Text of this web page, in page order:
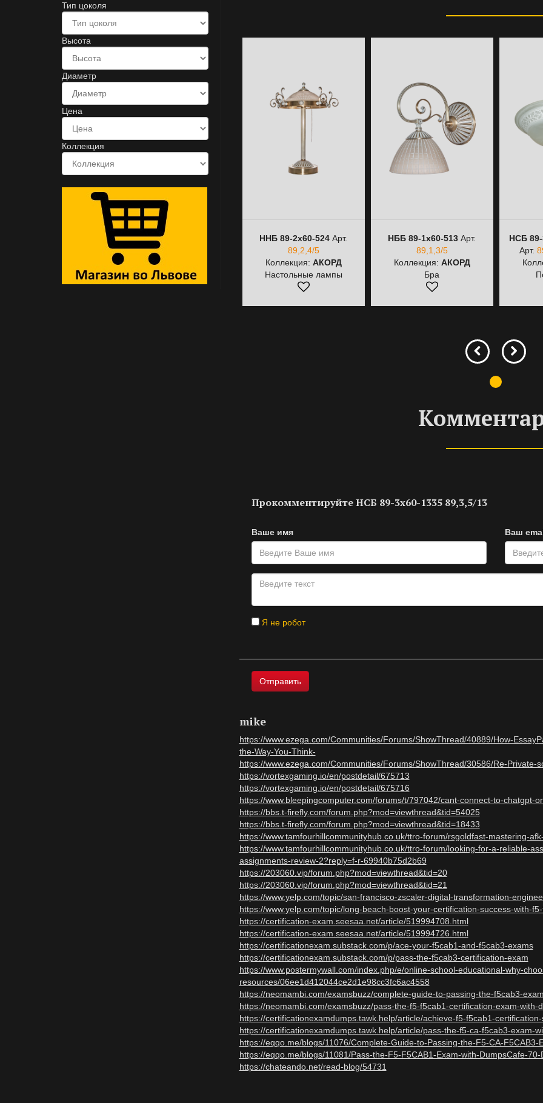
Тип цоколя
Высота
Диаметр
Цена
Коллекция
ННБ 89-2х60-524 Арт.
89,2,4/5
Коллекция: АКОРД
Настольные лампы
НББ 89-1х60-513 Арт.
89,1,3/5
Коллекция: АКОРД
Бра
НСБ 89-
Арт.
Прокомментируйте НСБ 89-3х60-1335 89,3,5/13
Ваше имя Ваш
Я не робот
mike
https://www.ezega.com/Communities/Forums/ShowThread/40889/How-
the-Way-You-Think-
https://www.ezega.com/Communities/Forums/ShowThread/30586/Re-Private-
https://vortexgaming.io/en/postdetail/675713
https://vortexgaming.io/en/postdetail/675716
https://www.bleepingcomputer.com/forums/t/797042/cant-connect-to-chatgpt-
https://bbs.t-firefly.com/forum.php?mod=viewthread&tid=54025
https://bbs.t-firefly.com/forum.php?mod=viewthread&tid=18433
https://www.tamfourhillcommunityhub.co.uk/ttro-forum/rsgoldfast-mastering-
https://www.tamfourhillcommunityhub.co.uk/ttro-forum/looking-for-a-reliable-
assignments-review-2?reply=f-r-69940b75d2b69
https://203060.vip/forum.php?mod=viewthread&tid=20
https://203060.vip/forum.php?mod=viewthread&tid=21
https://www.yelp.com/topic/san-francisco-zscaler-digital-transformation-
https://www.yelp.com/topic/long-beach-boost-your-certification-success-with-
https://certification-exam.seesaa.net/article/519994708.html
https://certification-exam.seesaa.net/article/519994726.html
https://certificationexam.substack.com/p/ace-your-f5cab1-and-f5cab3-exams
https://certificationexam.substack.com/p/pass-the-f5cab3-certification-exam
https://www.postermywall.com/index.php/e/online-school-educational-why-
resources/06ee1d412044ce2d1e98cc3fc6ac4558
https://neomambi.com/examsbuzz/complete-guide-to-passing-the-f5cab3-
https://neomambi.com/examsbuzz/pass-the-f5-f5cab1-certification-exam-with-
https://certificationexamdumps.tawk.help/article/achieve-f5-f5cab1-
https://certificationexamdumps.tawk.help/article/pass-the-f5-ca-f5cab3-exam-
https://eqqo.me/blogs/11076/Complete-Guide-to-Passing-the-F5-CA-F5CAB3-
https://eqqo.me/blogs/11081/Pass-the-F5-F5CAB1-Exam-with-DumpsCafe-
https://chateando.net/read-blog/54731